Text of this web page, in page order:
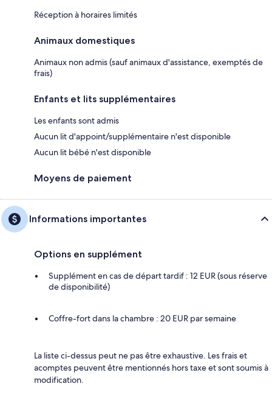
Réception à horaires limités
Animaux domestiques
Animaux non admis (sauf animaux d'assistance, exemptés de
frais)
Enfants et lits supplémentaires
Les enfants sont admis
Aucun lit d'appoint/supplémentaire n'est disponible
Aucun lit bébé n'est disponible
Moyens de paiement
Informations importantes
Options en supplément
Supplément en cas de départ tardif : 12 EUR (sous réserve
de disponibilité)
Coffre-fort dans la chambre : 20 EUR par semaine
La liste ci-dessus peut ne pas être exhaustive. Les frais et
acomptes peuvent être mentionnés hors taxe et sont soumis à
modification.